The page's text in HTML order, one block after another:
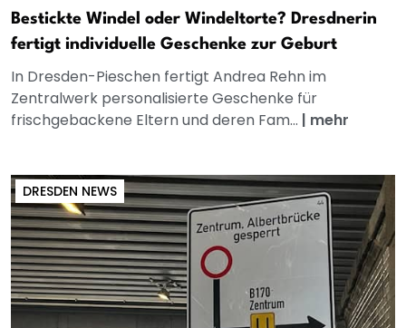
Bestickte Windel oder Windeltorte? Dresdnerin
fertigt individuelle Geschenke zur Geburt
In Dresden-Pieschen fertigt Andrea Rehn im
Zentralwerk personalisierte Geschenke für
frischgebackene Eltern und deren Fam... | mehr
DRESDEN NEWS